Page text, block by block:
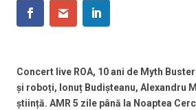
Concert live ROA, 10 ani de Myth
și roboți, Ionuț Budișteanu, Alexandru
știință. AMR 5 zile până la Noaptea